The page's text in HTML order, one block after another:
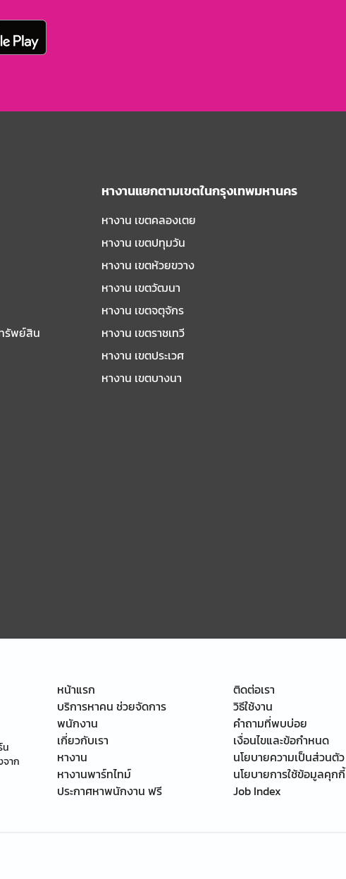
รัพย์สิน
หางานแยกตามเขตในกรุงเทพมหานคร
หางาน เขตคลองเตย
หางาน เขตปทุมวัน
หางาน เขตห้วยขวาง
หางาน เขตวัฒนา
หางาน เขตจตุจักร
หางาน เขตราชเทวี
หางาน เขตประเวศ
หางาน เขตบางนา
น
จาก
หน้าแรก
บริการหาคน ช่วยจัดการ
พนักงาน
เกี่ยวกับเรา
หางาน
หางานพาร์ทไทม์
ประกาศหาพนักงาน ฟรี
ติดต่อเรา
วิธีใช้งาน
คำถามที่พบบ่อย
เงื่อนไขและข้อกำหนด
นโยบายความเป็นส่วนตัว
นโยบายการใช้ข้อมูลคุกกี้
Job Index